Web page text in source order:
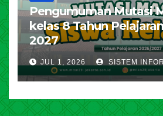
Pengumuman Mutasi
kelas 8 Tahun
2027
JUL 1, 2026 SISTEM